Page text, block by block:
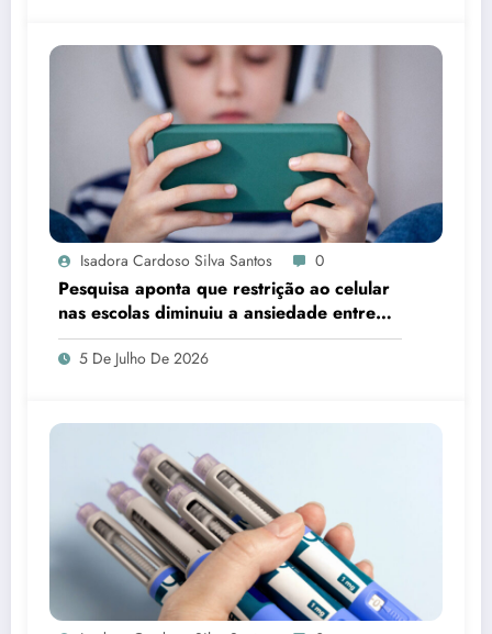
Isadora Cardoso Silva Santos 0
Pesquisa aponta que restrição ao celular
nas escolas diminuiu a ansiedade entre
estudantes
5 De Julho De 2026